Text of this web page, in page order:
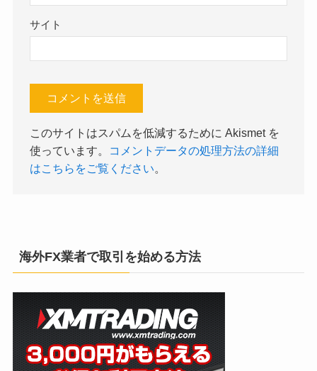
サイト
このサイトはスパムを低減するために Akismet を
使っています。
コメントデータの処理方法の詳細
はこちらをご覧ください。
海外FX業者で取引を始める方法